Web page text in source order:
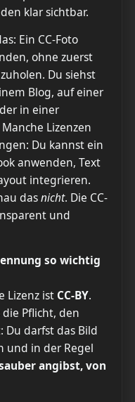
klar sichtbar.
Ein CC-Foto
ohne zuerst
Du siehst
Blog, auf einer
in einer
Lizenzen
Du kannst ein
anwenden, Text
integrieren.
dasnicht. Die CC-
und
so wichtig
Lizenz ist CC-BY.
die Pflicht, den
Du darfst das Bild
und in der Regel
angibst, von